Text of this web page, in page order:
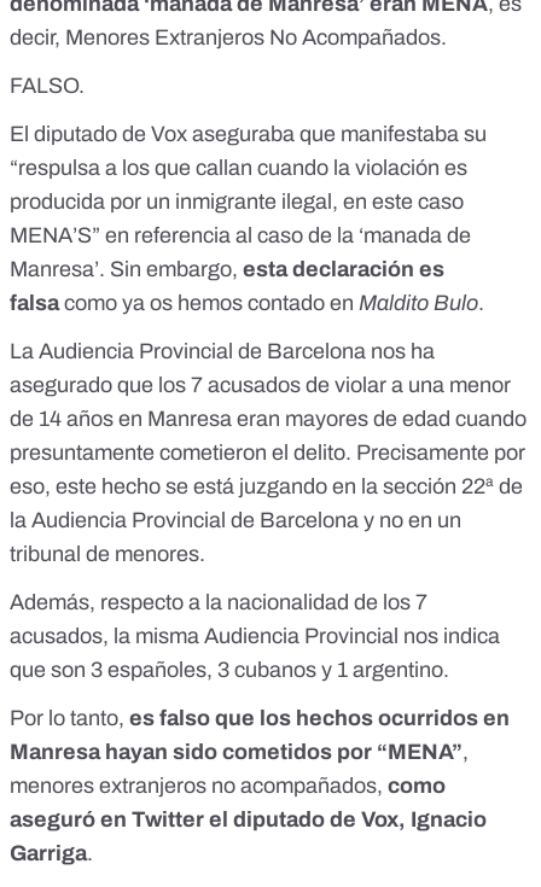
decir, Menores Extranjeros No Acompañados.
FALSO.
El diputado de Vox aseguraba que manifestaba su
“respulsa a los que callan cuando la violación es
producida por un inmigrante ilegal, en este caso
MENA’S” en referencia al caso de la ‘manada de
Manresa’. Sin embargo, esta declaración es
falsa como ya os hemos contado en Maldito Bulo.
La Audiencia Provincial de Barcelona nos ha
asegurado que los 7 acusados de violar a una menor
de 14 años en Manresa eran mayores de edad cuando
presuntamente cometieron el delito. Precisamente por
eso, este hecho se está juzgando en la sección 22ª de
la Audiencia Provincial de Barcelona y no en un
tribunal de menores.
Además, respecto a la nacionalidad de los 7
acusados, la misma Audiencia Provincial nos indica
que son 3 españoles, 3 cubanos y 1 argentino.
Por lo tanto, es falso que los hechos ocurridos en
Manresa hayan sido cometidos por “MENA”,
menores extranjeros no acompañados, como
aseguró en Twitter el diputado de Vox, Ignacio
Garriga.